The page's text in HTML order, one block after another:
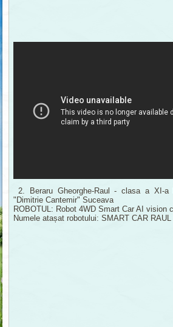
2. Beraru Gheorghe-Raul - clasa a XI-a
"Dimitrie Cantemir" Suceava
ROBOTUL: Robot 4WD Smart Car AI vision
Numele atașat robotului: SMART CAR RAUL